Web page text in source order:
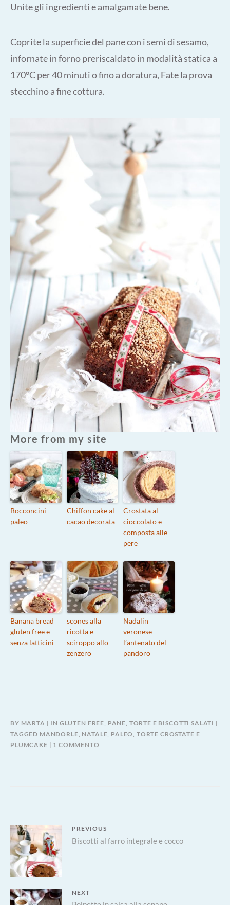
Unite gli ingredienti e amalgamate bene.
Coprite la superficie del pane con i semi di sesamo,
infornate in forno preriscaldato in modalità statica a
170°C per 40 minuti o fino a doratura, Fate la prova
stecchino a fine cottura.
More from my site
Bocconcini
paleo
Chiffon cake al
cacao decorata
Crostata al
cioccolato e
composta alle
pere
Banana bread
gluten free e
senza latticini
scones alla
ricotta e
sciroppo allo
zenzero
Nadalin
veronese
l’antenato del
pandoro
BY MARTA IN GLUTEN FREE, PANE, TORTE E BISCOTTI SALATI
TAGGED MANDORLE, NATALE, PALEO, TORTE CROSTATE E
PLUMCAKE
1 COMMENTO
Navigazione
articoli
PREVIOUS
Previous
post:
Biscotti al farro integrale e cocco
NEXT